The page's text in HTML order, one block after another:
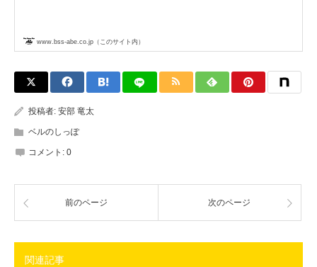
www.bss-abe.co.jp（このサイト内）
投稿者: 安部 竜太
ベルのしっぽ
コメント: 0
前のページ 次のページ
関連記事